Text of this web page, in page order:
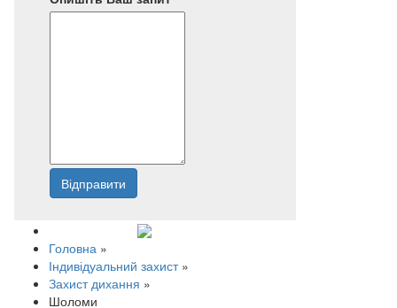
Відправити
Головна »
Індивідуальний захист »
Захист дихання »
Шоломи